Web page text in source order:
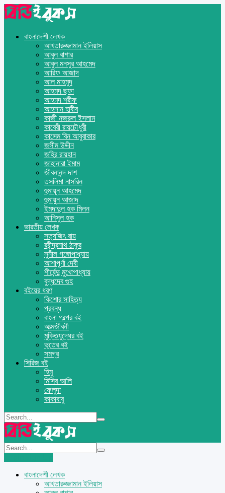
বাংলাদেশী লেখক
আখতারুজ্জামান ইলিয়াস
আবুল বাশার
আবুল মনসুর আহমেদ
আরিফ আজাদ
আল মাহমুদ
আহমদ ছফা
আহমদ শরীফ
আহসান হাবীব
কাজী নজরুল ইসলাম
কাবেরী রায়চৌধুরী
কাসেম বিন আবুবাকার
জসীম উদ্দীন
জহির রায়হান
জাহানারা ইমাম
জীবনানন্দ দাশ
তসলিমা নাসরিন
হুমায়ূন আহমেদ
হুমায়ুন আজাদ
ইমদাদুল হক মিলন
আনিসুল হক
ভারতীয় লেখক
সত্যজিৎ রায়
রবীন্দ্রনাথ ঠাকুর
সুনীল গঙ্গোপাধ্যায়
আশাপূর্ণা দেবী
শীর্ষেন্দু মুখোপাধ্যায়
বুদ্ধদেব গুহ
বইয়ের ধরণ
কিশোর সাহিত্য
প্রবন্ধ
বাংলা গল্পের বই
আত্মজীবনী
মুক্তিযুদ্ধের বই
ভূতের বই
সমগ্র
সিরিজ বই
হিমু
মিসির আলি
ফেলুদা
কাকাবাবু
বাংলাদেশী লেখক
আখতারুজ্জামান ইলিয়াস